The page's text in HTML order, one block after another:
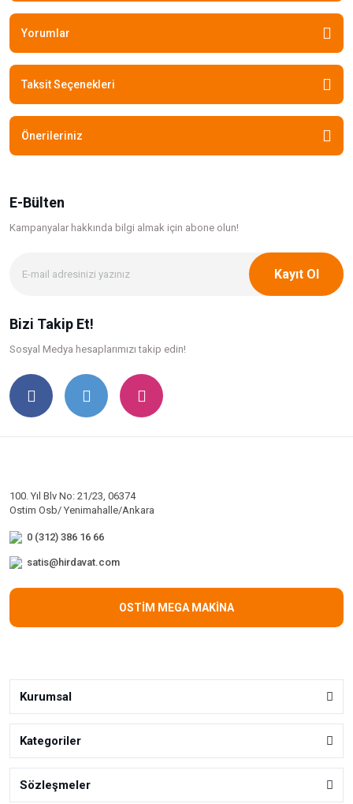
Yorumlar
Taksit Seçenekleri
Önerileriniz
E-Bülten
Kampanyalar hakkında bilgi almak için abone olun!
Kayıt Ol
Bizi Takip Et!
Sosyal Medya hesaplarımızı takip edin!
100. Yıl Blv No: 21/23, 06374
Ostim Osb/ Yenimahalle/Ankara
0 (312) 386 16 66
satis@hirdavat.com
OSTİM MEGA MAKİNA
Kurumsal
Kategoriler
Sözleşmeler